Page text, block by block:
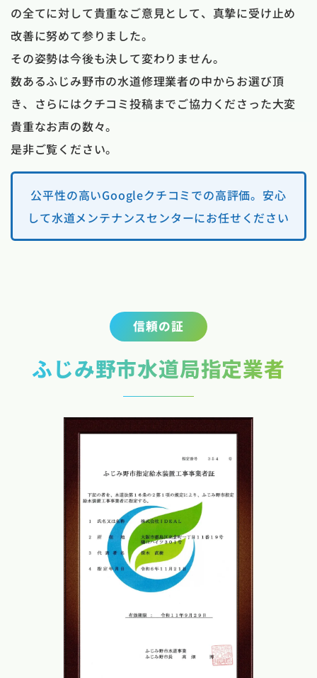
の全てに対して貴重なご意見として、真摯に受け止め
改善に努めて参りました。
その姿勢は今後も決して変わりません。
数あるふじみ野市の水道修理業者の中からお選び頂
き、さらにはクチコミ投稿までご協力くださった大変
貴重なお声の数々。
是非ご覧ください。
公平性の高いGoogleクチコミでの高評価。安心
して水道メンテナンスセンターにお任せください
信頼の証
ふじみ野市水道局指定業者